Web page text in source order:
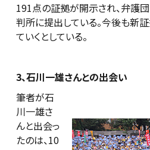
191点の証拠が開示され、弁護
判所に提出している。今後も新
ていくとしている。
3、石川一雄さんとの出会い
筆者が石
川一雄さ
んと出会っ
たのは、10